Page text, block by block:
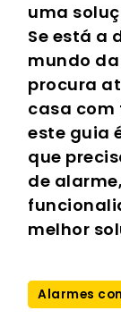
uma
Se está a
mundo
procura
casa
este guia
que
de
melhor
Alarmes